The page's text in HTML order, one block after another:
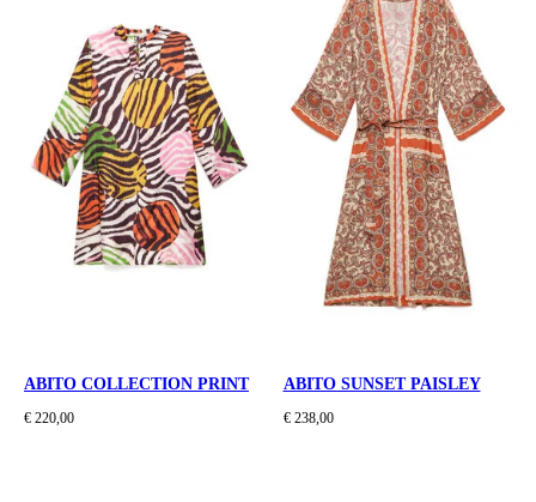
ABITO COLLECTION PRINT
€ 220,00
ABITO SUNSET PAISLEY
€ 238,00